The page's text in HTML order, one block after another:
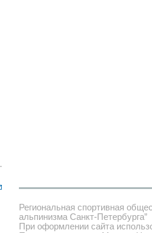
Региональная спортивная
альпинизма Санкт-Петербурга”
При оформлении сайта